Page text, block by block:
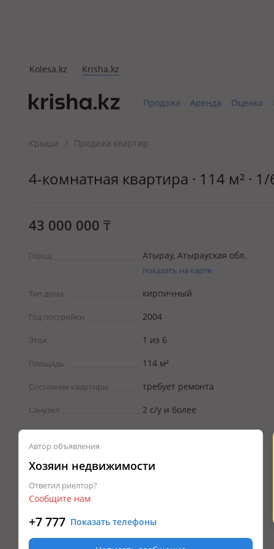
Kolesa.kz Krisha.kz
Продажа Аренда Оценка
Крыша / Продажа квартир
4-комнатная квартира · 114 м² ·
43 000 000 ₸
Город Атырау, Атырауская обл.
показать на карте
Тип дома кирпичный
Год постройки 2004
Этаж 1 из 6
Площадь 114 м²
Состояние квартиры требует ремонта
Санузел 2 с/у и более
Автор объявления
Хозяин недвижимости
Ответил риелтор?
Сообщите нам
+7 777 Показать телефоны